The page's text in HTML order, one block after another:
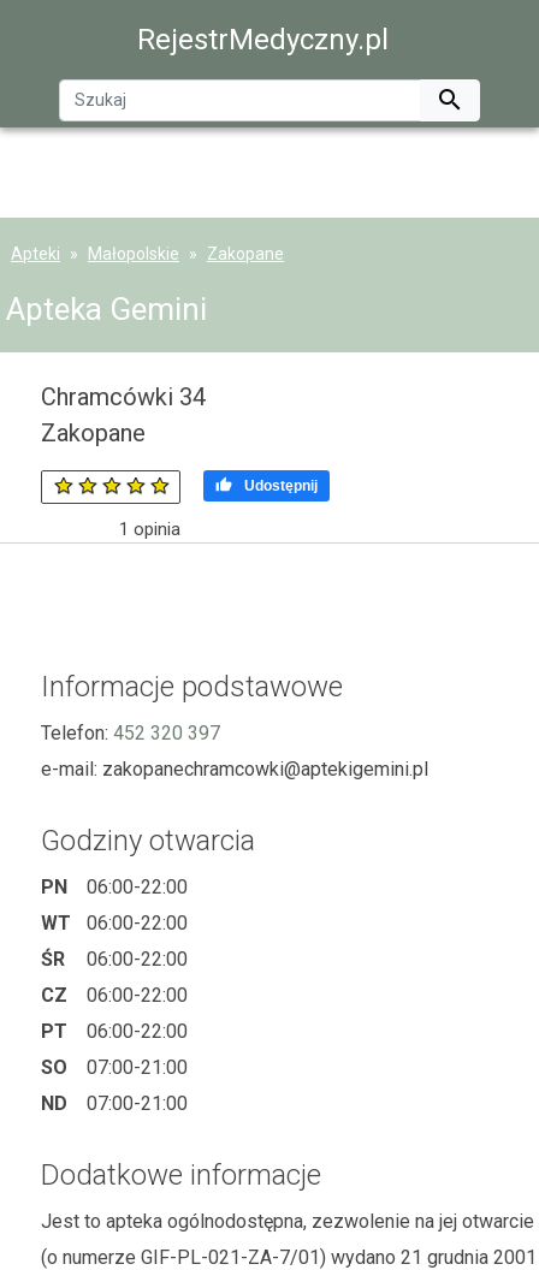
RejestrMedyczny.pl

Apteki Małopolskie Zakopane
Apteka Gemini
Chramcówki 34
Zakopane
1 opinia
 Udostępnij
Informacje podstawowe
Telefon: 452 320 397
e-mail: zakopanechramcowki@aptekigemini.pl
Godziny otwarcia
PN
06:00-22:00
WT
06:00-22:00
ŚR
06:00-22:00
CZ
06:00-22:00
PT
06:00-22:00
SO
07:00-21:00
ND
07:00-21:00
Dodatkowe informacje
Jest to apteka ogólnodostępna, zezwolenie na jej otwarcie
(o numerze GIF-PL-021-ZA-7/01) wydano 21 grudnia 2001